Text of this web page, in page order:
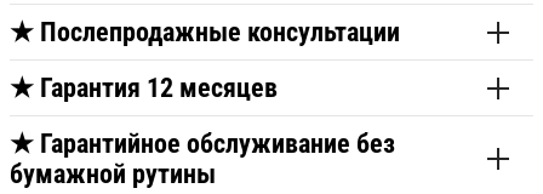
★ Послепродажные консультации
★ Гарантия 12 месяцев
★ Гарантийное обслуживание без
бумажной рутины